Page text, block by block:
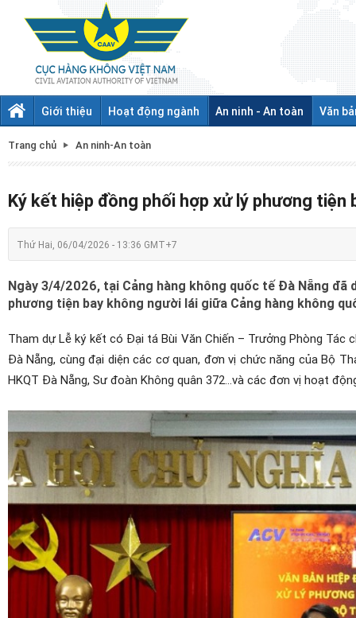
Giới thiệu Hoạt động ngành An ninh - An toàn Văn
Trang chủ An ninh-An toàn
Ký kết hiệp đồng phối hợp xử lý phương tiện
Thứ Hai, 06/04/2026 - 13:36 GMT+7
Ngày 3/4/2026, tại Cảng hàng không quốc tế Đà Nẵng
phương tiện bay không người lái giữa Cảng hàng không
Tham dự Lễ ký kết có Đại tá Bùi Văn Chiến – Trưởng Phòng Tác
Đà Nẵng, cùng đại diện các cơ quan, đơn vị chức năng của Bộ
HKQT Đà Nẵng, Sư đoàn Không quân 372…và các đơn vị hoạt